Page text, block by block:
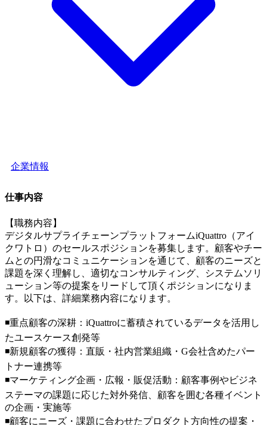
企業情報
仕事内容
【職務内容】
デジタルサプライチェーンプラットフォームiQuattro（アイ
クワトロ）のセールスポジションを募集します。顧客やチー
ムとの円滑なコミュニケーションを通じて、顧客のニーズと
課題を深く理解し、適切なコンサルティング、システムソリ
ューション等の提案をリードして頂くポジションになりま
す。以下は、詳細業務内容になります。
◾️重点顧客の深耕：iQuattroに蓄積されているデータを活用し
たユースケース創発等
◾️新規顧客の獲得：直販・社内営業組織・G会社含めたパー
トナー連携等
◾️マーケティング企画・広報・販促活動：顧客事例やビジネ
ステーマの課題に応じた対外発信、顧客を囲む各種イベント
の企画・実施等
◾️顧客にニーズ・課題に合わせたプロダクト方向性の提案・